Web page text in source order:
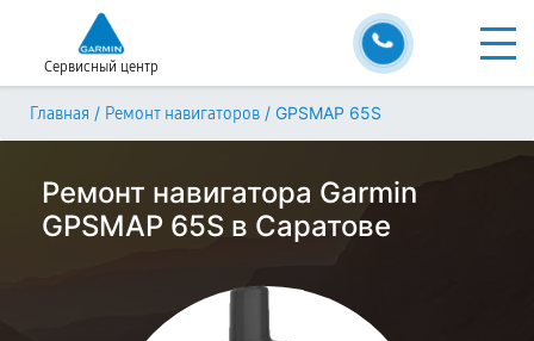
Сервисный центр
Главная / Ремонт навигаторов / GPSMAP 65S
Ремонт навигатора Garmin
GPSMAP 65S в Саратове